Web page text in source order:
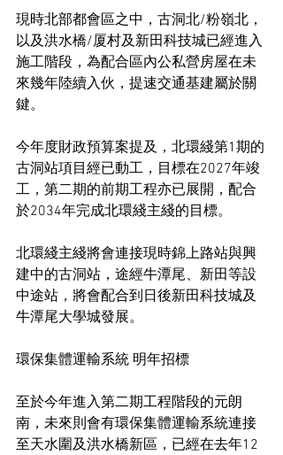
現時北部都會區之中，古洞北/粉嶺北，
以及洪水橋/厦村及新田科技城已經進入
施工階段，為配合區內公私營房屋在未
來幾年陸續入伙，提速交通基建屬於關
鍵。
今年度財政預算案提及，北環綫第1期的
古洞站項目經已動工，目標在2027年竣
工，第二期的前期工程亦已展開，配合
於2034年完成北環綫主綫的目標。
北環綫主綫將會連接現時錦上路站與興
建中的古洞站，途經牛潭尾、新田等設
中途站，將會配合到日後新田科技城及
牛潭尾大學城發展。
環保集體運輸系統 明年招標
至於今年進入第二期工程階段的元朗
南，未來則會有環保集體運輸系統連接
至天水圍及洪水橋新區，已經在去年12